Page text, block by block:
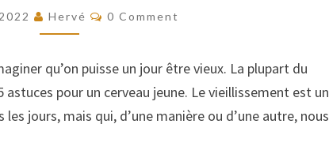
POUR
UN
JEUNE
Hervé COMMENTS
0 Comment
qu’on puisse un jour être vieux. La plupart du
astuces pour un cerveau jeune. Le vieillissement est un
jours, mais qui, d’une manière ou d’une autre, nous